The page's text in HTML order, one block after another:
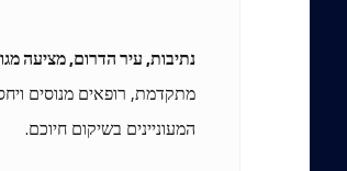
נתיבות, עיר הדרום, מציעה
מתקדמת, רופאים מנוסים
המעוניינים בשיקום חיוכם.